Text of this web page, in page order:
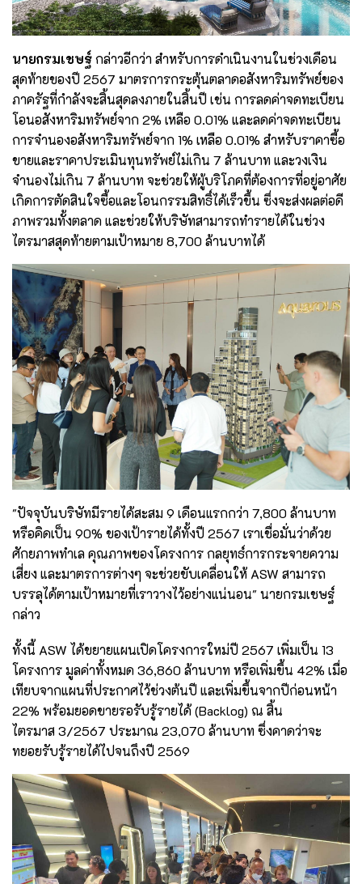
นายกรมเชษฐ์กล่าวอีกว่า สำหรับการดำเนินงานในช่วงเดือน
สุดท้ายของปี 2567 มาตรการกระตุ้นตลาดอสังหาริมทรัพย์ของ
ภาครัฐที่กำลังจะสิ้นสุดลงภายในสิ้นปี เช่น การลดค่าจดทะเบียน
โอนอสังหาริมทรัพย์จาก 2% เหลือ 0.01% และลดค่าจดทะเบียน
การจำนองอสังหาริมทรัพย์จาก 1% เหลือ 0.01% สำหรับราคาซื้อ
ขายและราคาประเมินทุนทรัพย์ไม่เกิน 7 ล้านบาท และวงเงิน
จำนองไม่เกิน 7 ล้านบาท จะช่วยให้ผู้บริโภคที่ต้องการที่อยู่อาศัย
เกิดการตัดสินใจซื้อและโอนกรรมสิทธิ์ได้เร็วขึ้น ซึ่งจะส่งผลต่อดี
ภาพรวมทั้งตลาด และช่วยให้บริษัทสามารถทำรายได้ในช่วง
ไตรมาสสุดท้ายตามเป้าหมาย 8,700 ล้านบาทได้
"ปัจจุบันบริษัทมีรายได้สะสม 9 เดือนแรกกว่า 7,800 ล้านบาท
หรือคิดเป็น 90% ของเป้ารายได้ทั้งปี 2567 เราเชื่อมั่นว่าด้วย
ศักยภาพทำเล คุณภาพของโครงการ กลยุทธ์การกระจายความ
เสี่ยง และมาตรการต่างๆ จะช่วยขับเคลื่อนให้ ASW สามารถ
บรรลุได้ตามเป้าหมายที่เราวางไว้อย่างแน่นอน" นายกรมเชษฐ์
กล่าว
ทั้งนี้ ASW ได้ขยายแผนเปิดโครงการใหม่ปี 2567 เพิ่มเป็น 13
โครงการ มูลค่าทั้งหมด 36,860 ล้านบาท หรือเพิ่มขึ้น 42% เมื่อ
เทียบจากแผนที่ประกาศไว้ช่วงต้นปี และเพิ่มขึ้นจากปีก่อนหน้า
22% พร้อมยอดขายรอรับรู้รายได้ (Backlog) ณ สิ้น
ไตรมาส 3/2567 ประมาณ 23,070 ล้านบาท ซึ่งคาดว่าจะ
ทยอยรับรู้รายได้ไปจนถึงปี 2569